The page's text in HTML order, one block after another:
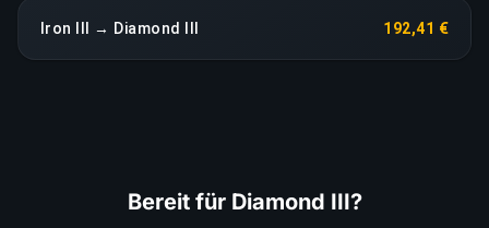
Iron III → Diamond III 192,41 €
Bereit für Diamond III?